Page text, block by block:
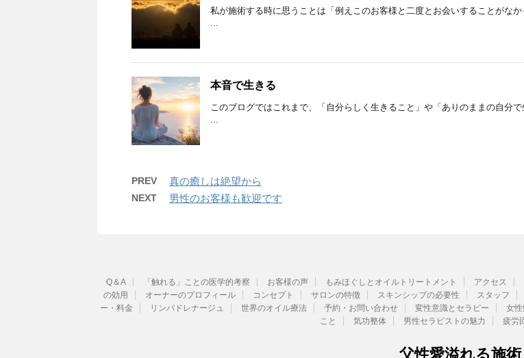
私が施術する時に思うことは「例えこのお客様と二度とお会いすることがなか
...
本音で生きる
このブログではこれまで、「自分らしく生きること」や「ありのままの自分で
...
PREV 真の癒しは絶望から
NEXT 男性のお客様も歓迎です
Q＆A 「触れる」ことの医学的考察 お客様の声 もみほぐしとオイルトリートメント アクセス
の効用
オーナーのプロフィール コンセプト サロンの特徴 スキンシップの必要性 スタッフ
ー・料金
リンパドレナージュ 世界のオイル療法 予約・お問い合わせ 変性意識とセラピー 女
こと
気功整体 男性セラピストの魅力 疲労
父性愛溢れる施術